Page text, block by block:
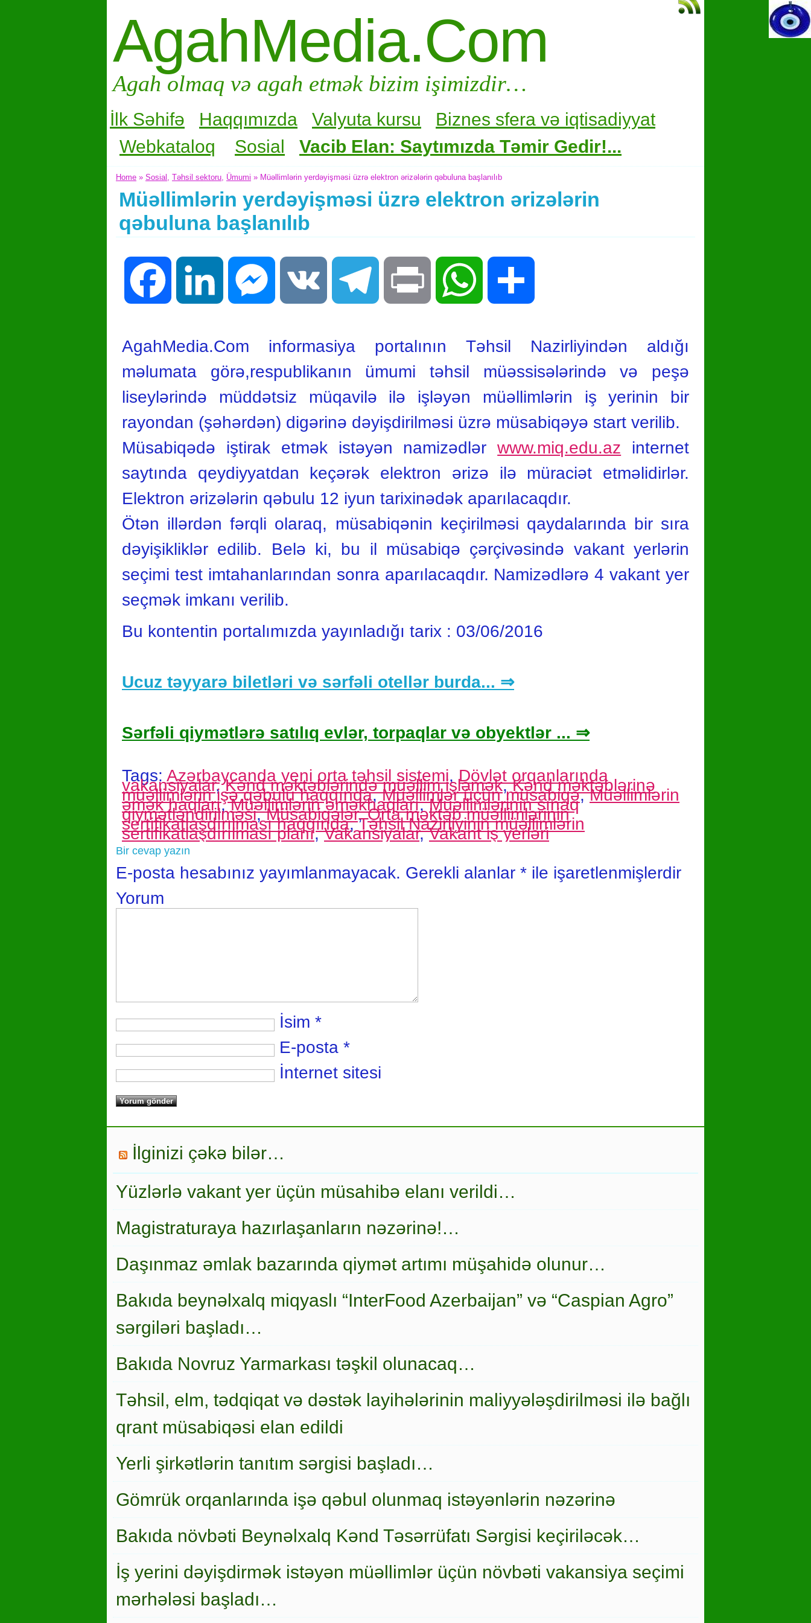
AgahMedia.Com
Agah olmaq və agah etmək bizim işimizdir…
İlk Səhifə Haqqımızda Valyuta kursu Biznes sfera və iqtisadiyyat
Webkataloq
Sosial Vacib Elan: Saytımızda Təmir Gedir!...
Home » Sosial Təhsil sektoru Ümumi » Müəllimlərin yerdəyişməsi üzrə elektron ərizələrin qəbuluna başlanılıb
Müəllimlərin yerdəyişməsi üzrə elektron ərizələrin
qəbuluna başlanılıb
Facebook LinkedIn Messenger VK Print WhatsApp
AgahMedia.Com informasiya portalının Təhsil Nazirliyindən aldığı
məlumata görə,respublikanın ümumi təhsil müəssisələrində və peşə
liseylərində müddətsiz müqavilə ilə işləyən müəllimlərin iş yerinin bir
rayondan (şəhərdən) digərinə dəyişdirilməsi üzrə müsabiqəyə start verilib.
Müsabiqədə iştirak etmək istəyən namizədlərwww.miq.edu.az internet
saytında qeydiyyatdan keçərək elektron ərizə ilə müraciət etməlidirlər.
Elektron ərizələrin qəbulu 12 iyun tarixinədək aparılacaqdır.
Ötən illərdən fərqli olaraq, müsabiqənin keçirilməsi qaydalarında bir sıra
dəyişikliklər edilib. Belə ki, bu il müsabiqə çərçivəsində vakant yerlərin
seçimi test imtahanlarından sonra aparılacaqdır. Namizədlərə 4 vakant yer
seçmək imkanı verilib.
Bu kontentin portalımızda yayınladığı tarix : 03/06/2016
Ucuz təyyarə biletləri və sərfəli otellər burda... ⇒
Sərfəli qiymətlərə satılıq evlər, torpaqlar və obyektlər ... ⇒
Tags: Azərbaycanda yeni orta təhsil sistemi,Dövlət orqanlarında
vakansiyalar,Kənd məktəblərində müəllim işləmək,Kənd məktəblərinə
müəllimlərin işə qəbulu haqqında,Müəllimlər üçün müsabiqə,Müəllimlərin
əmək haqları,Müəllimlərin əməkhaqları,Müəllimlərinin sınaq
qiymətləndirilməsi,Müsabiqələr,Orta məktəb müəllimlərinin
sertifikatlaşdırılması haqqında,Təhsil Nazirliyinin müəllimlərin
sertifikatlaşdırılması planı,Vakansiyalar,Vakant iş yerləri
Bir cevap yazın
E-posta hesabınız yayımlanmayacak. Gerekli alanlar * ile işaretlenmişlerdir
Yorum
İsim *
E-posta *
İnternet sitesi
İlginizi çəkə bilər…
Yüzlərlə vakant yer üçün müsahibə elanı verildi…
Magistraturaya hazırlaşanların nəzərinə!…
Daşınmaz əmlak bazarında qiymət artımı müşahidə olunur…
Bakıda beynəlxalq miqyaslı “InterFood Azerbaijan” və “Caspian Agro”
sərgiləri başladı…
Bakıda Novruz Yarmarkası təşkil olunacaq…
Təhsil, elm, tədqiqat və dəstək layihələrinin maliyyələşdirilməsi ilə bağlı
qrant müsabiqəsi elan edildi
Yerli şirkətlərin tanıtım sərgisi başladı…
Gömrük orqanlarında işə qəbul olunmaq istəyənlərin nəzərinə
Bakıda növbəti Beynəlxalq Kənd Təsərrüfatı Sərgisi keçiriləcək…
İş yerini dəyişdirmək istəyən müəllimlər üçün növbəti vakansiya seçimi
mərhələsi başladı…